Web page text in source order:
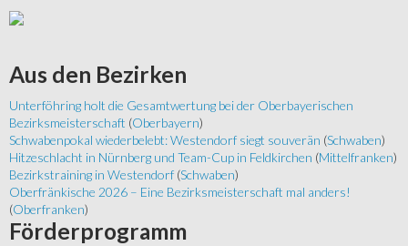
Aus den Bezirken
Unterföhring holt die Gesamtwertung bei der Oberbayerischen
Bezirksmeisterschaft (Oberbayern)
Schwabenpokal wiederbelebt: Westendorf siegt souverän (Schwaben)
Hitzeschlacht in Nürnberg und Team-Cup in Feldkirchen (Mittelfranken)
Bezirkstraining in Westendorf (Schwaben)
Oberfränkische 2026 – Eine Bezirksmeisterschaft mal anders!
(Oberfranken)
Förderprogramm